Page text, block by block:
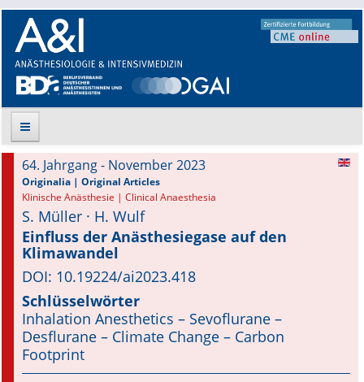
Suche
Aktuelle Ausgabe
Leitlinien
Supplements
Supplements OrphanAnesthesia
64. Jahrgang - November 2023
Originalia | Original Articles
Klinische Anästhesie | Clinical Anaesthesia
S. Müller · H. Wulf
Einfluss der Anästhesiegase auf den
Klimawandel
DOI: 10.19224/ai2023.418
Schlüsselwörter
Inhalation Anesthetics – Sevoflurane –
Desflurane – Climate Change – Carbon
Footprint